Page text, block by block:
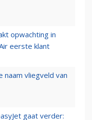
opwachting in
eerste klant
naam vliegveld van
gaat verder: